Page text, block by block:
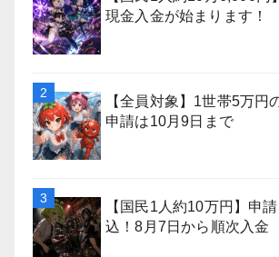
現金入金が始まります！
【全員対象】1世帯5万円
申請は10月9日まで
【国民1人約10万円】申
込！8月7日から順次入金